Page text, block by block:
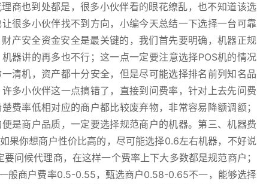
商也到处都是，很多小伙伴看的眼花缭乱，也不知道该选
很多小伙伴找不到方向，小编今天总结一下选择一台可靠
产安全资金安全是最关键的，我们首先要明确，机器正规
器讲的再多也不行；这一点一定要注意选择POS机的情况
清机，资产都十分安全，但是尽可能选择排名前列知名品
多小伙伴这一点搞错了，直接到问费率，针对上去先问费
费率低相对应的商户都比较废弃物，非常容易降额调额；
是商户品质，一定要选择规范商户的机器。第三、机器费
果你想商户性价比高的，尽可能选择0.6左右机器，不好说
问候代理商，在这样一个费率上下大多数都是规范商户；
般商户费率0.5-0.55，甄选商户0.58-0.65不一，能够选择